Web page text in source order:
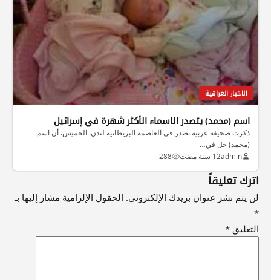
الاخبار العراقية
اسم (محمد) يتصدر الاسماء الأكثر شهرة في إسرائيل
ذكرت صحيفة عربية تصدر في العاصمة البريطانية لندن. الخميس. أن اسم
(محمد) حل في…
admin12 سنة مضت 288
اترك تعليقاً
لن يتم نشر عنوان بريدك الإلكتروني. الحقول الإلزامية مشار إليها بـ
*
التعليق *